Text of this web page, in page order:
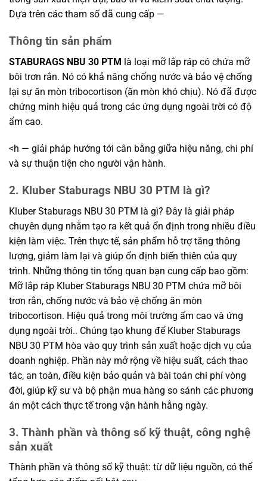
Dựa trên các tham số đã cung cấp —
Thông tin sản phẩm
STABURAGS NBU 30 PTM là loại mỡ lắp ráp có chứa mỡ
bôi trơn rắn. Nó có khả năng chống nước và bảo vệ chống
lại sự ăn mòn tribocortison (ăn mòn khó chịu). Nó đã được
chứng minh hiệu quả trong các ứng dụng ngoài trời có độ
ẩm cao.
<h — giải pháp hướng tới cân bằng giữa hiệu năng, chi phí
và sự thuận tiện cho người vận hành.
2. Kluber Staburags NBU 30 PTM là gì?
Kluber Staburags NBU 30 PTM là gì? Đây là giải pháp
chuyên dụng nhằm tạo ra kết quả ổn định trong nhiều điều
kiện làm việc. Trên thực tế, sản phẩm hỗ trợ tăng thông
lượng, giảm làm lại và giúp ổn định biến thiên của quy
trình. Những thông tin tổng quan bạn cung cấp bao gồm:
Mỡ lắp ráp Kluber Staburags NBU 30 PTM chứa mỡ bôi
trơn rắn, chống nước và bảo vệ chống ăn mòn
tribocortison. Hiệu quả trong môi trường ẩm cao và ứng
dụng ngoài trời.. Chúng tạo khung để Kluber Staburags
NBU 30 PTM hòa vào quy trình sản xuất hoặc dịch vụ của
doanh nghiệp. Phần này mở rộng về hiệu suất, cách thao
tác, an toàn, điều kiện bảo quản và bài toán chi phí vòng
đời, giúp kỹ sư và bộ phận mua hàng so sánh các phương
án một cách thực tế trong vận hành hằng ngày.
3. Thành phần và thông số kỹ thuật, công nghệ
sản xuất
Thành phần và thông số kỹ thuật: từ dữ liệu nguồn, có thể